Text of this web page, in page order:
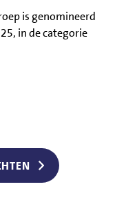
is genomineerd
in de categorie